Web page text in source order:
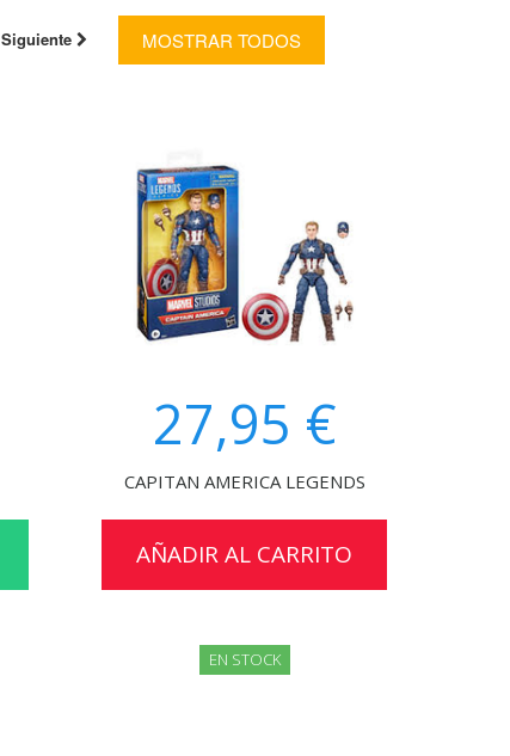
MOSTRAR TODOS
Siguiente
27,95 €
CAPITAN AMERICA LEGENDS
AÑADIR AL CARRITO
EN STOCK